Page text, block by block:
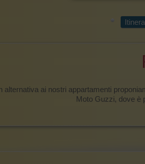
alternativa ai nostri appartamenti
Moto Guzzi, dove è